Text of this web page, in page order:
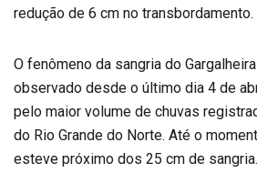
redução de 6 cm no transbordamento.
O fenômeno da sangria do
observado desde o último dia 4 de
pelo maior volume de chuvas
do Rio Grande do Norte. Até o
esteve próximo dos 25 cm de sangria.